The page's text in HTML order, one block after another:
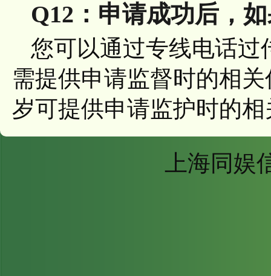
Q12：申请成功后，
您可以通过专线电话
需提供申请监督时的相
岁可提供申请监护时的
上海同